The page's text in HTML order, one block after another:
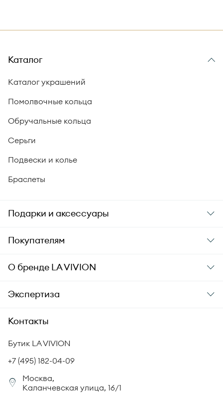
Каталог
Каталог украшений
Помолвочные кольца
Обручальные кольца
Серьги
Подвески и колье
Браслеты
Подарки и аксессуары
Подарки
Уход за украшениями
Аксессуары
Покупателям
Заказ и оплата
Гарантия подлинности
Комплект документов
Политика возврата
Сертификация бриллиантов
Юридическая информация
О бренде LA VIVION
О компании
СМИ о нас
Корпоративный портал
Экспертиза
Академия LA VIVION
Статьи
Контакты
Бутик LA VIVION
+7 (495) 182-04-09
Москва,
Каланчевская улица, 16/1